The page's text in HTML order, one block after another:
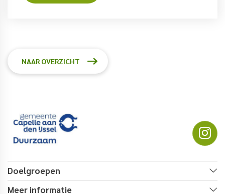
NAAR OVERZICHT
Doelgroepen
Meer informatie